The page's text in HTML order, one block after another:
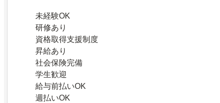
未経験OK
研修あり
資格取得支援制度
昇給あり
社会保険完備
学生歓迎
給与前払いOK
週払いOK